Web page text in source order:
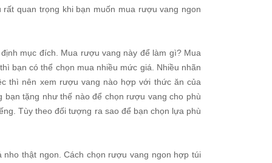
quan trọng khi bạn muốn mua rượu vang ngon
mục đích. Mua rượu vang này để làm gì? Mua
bạn có thể chọn mua nhiều mức giá. Nhiều nhãn
thì nên xem rượu vang nào hợp với thức ăn của
tặng như thế nào để chọn rượu vang cho phù
Tùy theo đối tượng ra sao để bạn chọn lựa phù
thật ngon. Cách chọn rượu vang ngon hợp túi